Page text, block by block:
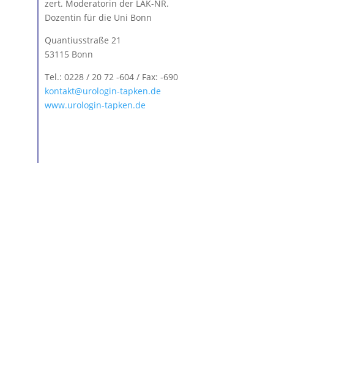
zert. Moderatorin der LÄK-NR.
Dozentin für die Uni Bonn
Quantiusstraße 21
53115 Bonn
Tel.: 0228 / 20 72 -604 / Fax: -690
kontakt@urologin-tapken.de
www.urologin-tapken.de